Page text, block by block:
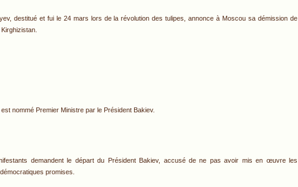
destitué et fui le 24 mars lors de la révolution des tulipes, annonce à Moscou sa démission de
nommé Premier Ministre par le Président Bakiev.
demandent le départ du Président Bakiev, accusé de ne pas avoir mis en œuvre les
promises.